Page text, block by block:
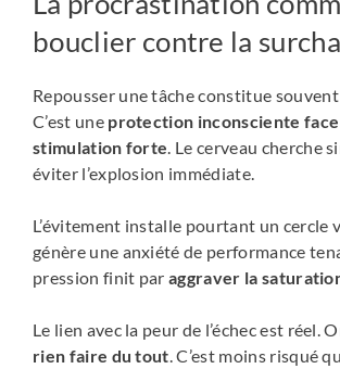
bouclier contre la
Repousser une tâche constitue
C’est une protection inconsciente face
stimulation forte. Le cerveau cherche
éviter l’explosion immédiate.
L’évitement installe pourtant un cercle
génère une anxiété de performance
pression finit paraggraver la
Le lien avec la peur de l’échec est réel.
rien faire du tout. C’est moins risqué